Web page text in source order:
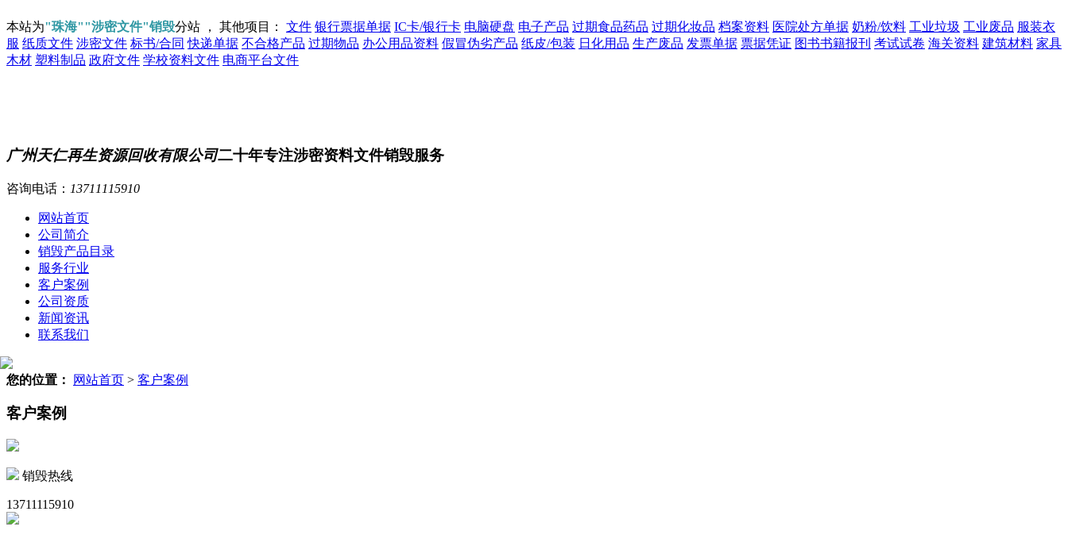
本站为"珠海""涉密文件"销毁分站 ， 其他项目： 文件 银行票据单据 IC卡/银行卡 电脑硬盘 电子产品 过期食品药品 过期化妆品 档案资料 医院处方单据 奶粉/饮料 工业垃圾 工业废品 服装衣
服 纸质文件 涉密文件 标书/合同 快递单据 不合格产品 过期物品 办公用品资料 假冒伪劣产品 纸皮/包装 日化用品 生产废品 发票单据 票据凭证 图书书籍报刊 考试试卷 海关资料 建筑材料 家具
木材 塑料制品 政府文件 学校资料文件 电商平台文件
广州天仁再生资源回收有限公司二十年专注涉密资料文件销毁服务
咨询电话： 13711115910
网站首页
公司简介
销毁产品目录
服务行业
客户案例
公司资质
新闻资讯
联系我们
您的位置： 网站首页 > 客户案例
客户案例
销毁热线
13711115910